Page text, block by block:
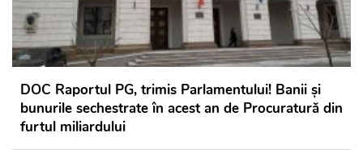
DOC Raportul PG, trimis Parlamentului! Banii și
bunurile sechestrate în acest an de Procuratură din
furtul miliardului